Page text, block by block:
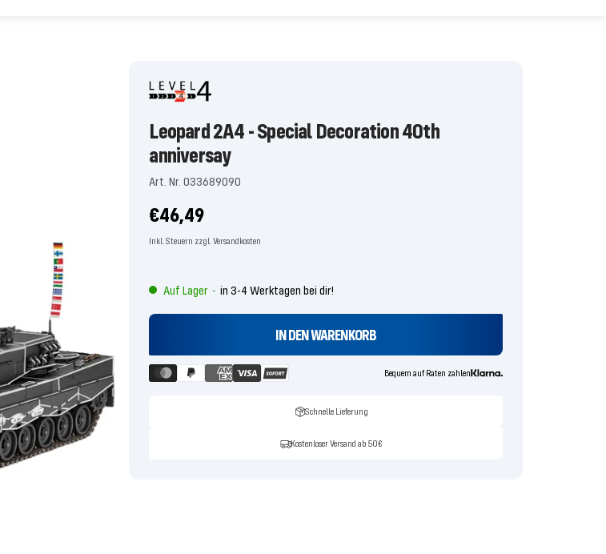
Leopard 2A4 - Special Decoration 40th
anniversay
Art. Nr. 033689090
Angebotspreis
€46,49
Inkl. Steuern zzgl. Versandkosten
Auf Lager - in 3-4 Werktagen bei dir!
IN DEN WARENKORB
Bequem auf Raten zahlen
Schnelle Lieferung
Kostenloser Versand ab 50€